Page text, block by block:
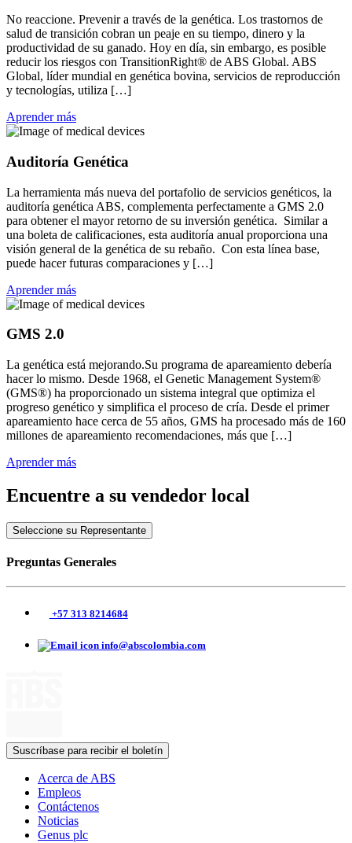
No reaccione. Prevenir a través de la genética. Los trastornos de
salud de transición cobran un peaje en su tiempo, dinero y la
productividad de su ganado. Hoy en día, sin embargo, es posible
reducir los riesgos con TransitionRight® de ABS Global. ABS
Global, líder mundial en genética bovina, servicios de reproducción
y tecnologías, utiliza […]
Aprender más
Auditoría Genética
La herramienta más nueva del portafolio de servicios genéticos, la
auditoría genética ABS, complementa perfectamente a GMS 2.0
para obtener el mayor retorno de su inversión genética. Similar a
una boleta de calificaciones, esta auditoría anual proporciona una
visión general de la genética de su rebaño. Con esta línea base,
puede hacer futuras comparaciones y […]
Aprender más
GMS 2.0
La genética está mejorando.Su programa de apareamiento debería
hacer lo mismo. Desde 1968, el Genetic Management System®
(GMS®) ha proporcionado un sistema integral que optimiza el
progreso genético y simplifica el proceso de cría. Desde el primer
apareamiento hace cerca de 55 años, GMS ha procesado más de 160
millones de apareamiento recomendaciones, más que […]
Aprender más
Encuentre a su vendedor local
Seleccione su Representante
Preguntas Generales
+57 313 8214684
info@abscolombia.com
Suscríbase para recibir el boletín
Acerca de ABS
Empleos
Contáctenos
Noticias
Genus plc